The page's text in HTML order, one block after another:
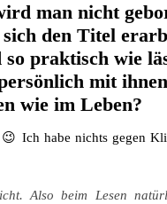
man nicht
den Titel
so praktisch wie
mit
wie im Leben?
😉 Ich habe nichts gegen
Also beim Lesen